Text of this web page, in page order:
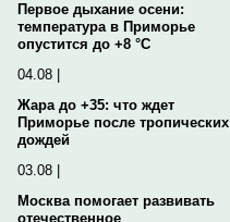
Первое дыхание осени:
температура в Приморье
опустится до +8 °C
04.08 |
Жара до +35: что ждет
Приморье после тропических
дождей
03.08 |
Москва помогает развивать
отечественное